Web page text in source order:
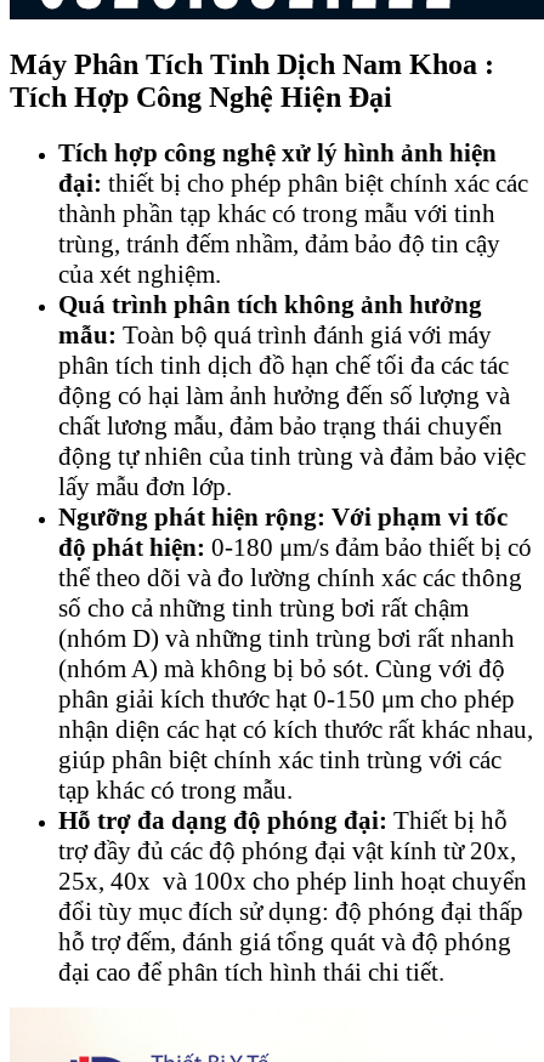
Máy Phân Tích Tinh Dịch Nam Khoa :
Tích Hợp Công Nghệ Hiện Đại
Tích hợp công nghệ xử lý hình ảnh hiện
đại: thiết bị cho phép phân biệt chính xác các
thành phần tạp khác có trong mẫu với tinh
trùng, tránh đếm nhầm, đảm bảo độ tin cậy
của xét nghiệm.
Quá trình phân tích không ảnh hưởng
mẫu: Toàn bộ quá trình đánh giá với máy
phân tích tinh dịch đồ hạn chế tối đa các tác
động có hại làm ảnh hưởng đến số lượng và
chất lương mẫu, đảm bảo trạng thái chuyển
động tự nhiên của tinh trùng và đảm bảo việc
lấy mẫu đơn lớp.
Ngưỡng phát hiện rộng: Với phạm vi tốc
độ phát hiện: 0-180 μm/s đảm bảo thiết bị có
thể theo dõi và đo lường chính xác các thông
số cho cả những tinh trùng bơi rất chậm
(nhóm D) và những tinh trùng bơi rất nhanh
(nhóm A) mà không bị bỏ sót. Cùng với độ
phân giải kích thước hạt 0-150 μm cho phép
nhận diện các hạt có kích thước rất khác nhau,
giúp phân biệt chính xác tinh trùng với các
tạp khác có trong mẫu.
Hỗ trợ đa dạng độ phóng đại: Thiết bị hỗ
trợ đầy đủ các độ phóng đại vật kính từ 20x,
25x, 40x và 100x cho phép linh hoạt chuyển
đổi tùy mục đích sử dụng: độ phóng đại thấp
hỗ trợ đếm, đánh giá tổng quát và độ phóng
đại cao để phân tích hình thái chi tiết.